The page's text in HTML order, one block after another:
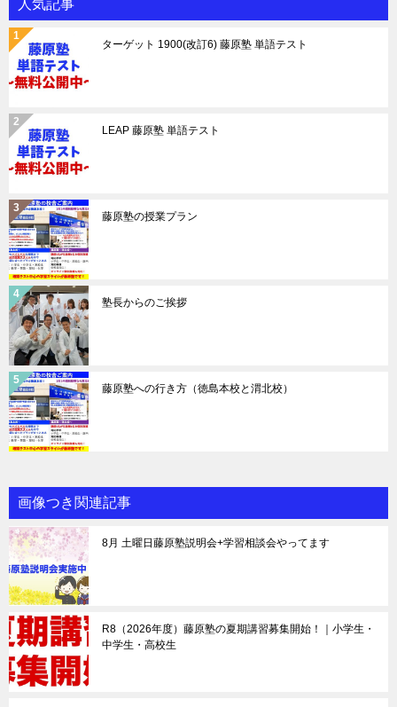
人気記事
ターゲット 1900(改訂6) 藤原塾 単語テスト
LEAP 藤原塾 単語テスト
藤原塾の授業プラン
塾長からのご挨拶
藤原塾への行き方（徳島本校と渭北校）
画像つき関連記事
8月 土曜日藤原塾説明会+学習相談会やってます
R8（2026年度）藤原塾の夏期講習募集開始！｜小学生・
中学生・高校生